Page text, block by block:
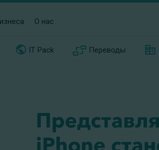
О нас
IT Pack Переводы